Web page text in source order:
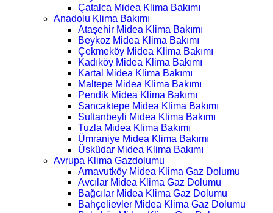
Çatalca Midea Klima Bakımı
Anadolu Klima Bakımı
Ataşehir Midea Klima Bakımı
Beykoz Midea Klima Bakımı
Çekmeköy Midea Klima Bakımı
Kadıköy Midea Klima Bakımı
Kartal Midea Klima Bakımı
Maltepe Midea Klima Bakımı
Pendik Midea Klima Bakımı
Sancaktepe Midea Klima Bakımı
Sultanbeyli Midea Klima Bakımı
Tuzla Midea Klima Bakımı
Ümraniye Midea Klima Bakımı
Üsküdar Midea Klima Bakımı
Avrupa Klima Gazdolumu
Arnavutköy Midea Klima Gaz Dolumu
Avcılar Midea Klima Gaz Dolumu
Bağcılar Midea Klima Gaz Dolumu
Bahçelievler Midea Klima Gaz Dolumu